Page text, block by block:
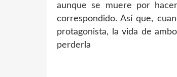
aunque se muere por
correspondido. Así que,
protagonista, la vida de
perderla